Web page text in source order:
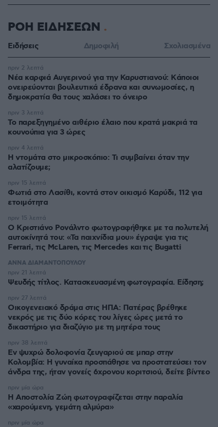
ΡΟΗ ΕΙΔΗΣΕΩΝ
Ειδήσεις Δημοφιλή Σχολιασμένα
Νέα καρφιά Αυγερινού για την Καρυστιανού: Kάποιοι
ονειρεύονται βουλευτικά έδρανα και συνωμοσίες, η
δημοκρατία θα τους χαλάσει το όνειρο
πριν 2 λεπτά
Το παρεξηγημένο αιθέριο έλαιο που κρατά μακριά τα
κουνούπια για 3 ώρες
πριν 3 λεπτά
Η ντομάτα στο μικροσκόπιο: Τι συμβαίνει όταν την
αλατίζουμε;
πριν 4 λεπτά
Φωτιά στο Λασίθι, κοντά στον οικισμό Καρύδι, 112 για
ετοιμότητα
πριν 15 λεπτά
Ο Κριστιάνο Ρονάλντο φωτογραφήθηκε με τα πολυτελή
αυτοκίνητά του: «Τα παιχνίδια μου» έγραψε για τις
Ferrari, τις McLaren, τις Mercedes και τις Bugatti
πριν 15 λεπτά
ΑΝΝΑ ΔΙΑΜΑΝΤΟΠΟΥΛΟΥ
Ψευδής τίτλος. Κατασκευασμένη φωτογραφία. Είδηση;
πριν 21 λεπτά
Οικογενειακό δράμα στις ΗΠΑ: Πατέρας βρέθηκε
νεκρός με τις δύο κόρες του λίγες ώρες μετά το
δικαστήριο για διαζύγιο με τη μητέρα τους
πριν 27 λεπτά
Εν ψυχρώ δολοφονία ζευγαριού σε μπαρ στην
Κολομβία: Η γυναίκα προσπάθησε να προστατεύσει τον
άνδρα της, ήταν γονείς 6χρονου κοριτσιού, δείτε βίντεο
πριν 38 λεπτά
H Αποστολία Ζώη φωτογραφίζεται στην παραλία
«χαρούμενη, γεμάτη αλμύρα»
πριν μία ώρα
πριν μία ώρα